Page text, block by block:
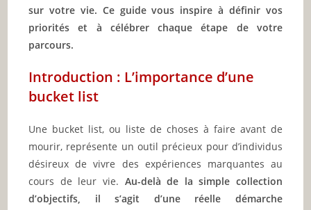
sur votre vie. Ce guide vous inspire à définir vos
priorités et à célébrer chaque étape de votre
parcours.
Introduction : L’importance d’une
bucket list
Une bucket list, ou liste de choses à faire avant de
mourir, représente un outil précieux pour d’individus
désireux de vivre des expériences marquantes au
cours de leur vie. Au-delà de la simple collection
d’objectifs, il s’agit d’une réelle démarche